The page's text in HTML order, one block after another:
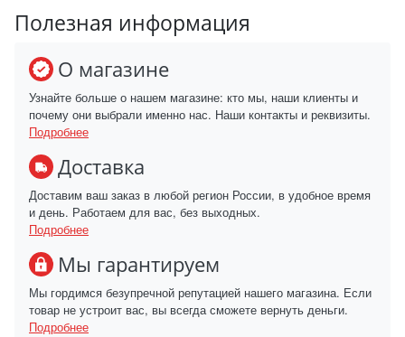
Полезная информация
О магазине
Узнайте больше о нашем магазине: кто мы, наши клиенты и
почему они выбрали именно нас. Наши контакты и реквизиты.
Подробнее
Доставка
Доставим ваш заказ в любой регион России, в удобное время
и день. Работаем для вас, без выходных.
Подробнее
Мы гарантируем
Мы гордимся безупречной репутацией нашего магазина. Если
товар не устроит вас, вы всегда сможете вернуть деньги.
Подробнее